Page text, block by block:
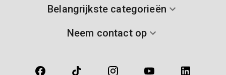
Belangrijkste categorieën
Neem contact op